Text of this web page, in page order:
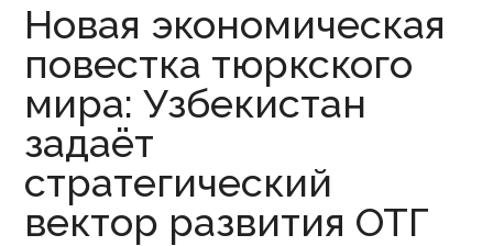
Новая экономическая
повестка тюркского
мира: Узбекистан
задаёт
стратегический
вектор развития ОТГ